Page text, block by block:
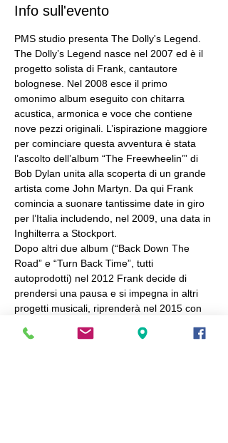
Info sull'evento
PMS studio presenta The Dolly's Legend.
The Dolly’s Legend nasce nel 2007 ed è il
progetto solista di Frank, cantautore
bolognese. Nel 2008 esce il primo
omonimo album eseguito con chitarra
acustica, armonica e voce che contiene
nove pezzi originali. L’ispirazione maggiore
per cominciare questa avventura è stata
l’ascolto dell’album “The Freewheelin’” di
Bob Dylan unita alla scoperta di un grande
artista come John Martyn. Da qui Frank
comincia a suonare tantissime date in giro
per l’Italia includendo, nel 2009, una data in
Inghilterra a Stockport.
Dopo altri due album (“Back Down The
Road” e “Turn Back Time”, tutti
autoprodotti) nel 2012 Frank decide di
prendersi una pausa e si impegna in altri
progetti musicali, riprenderà nel 2015 con
targato The Dolly’s Legend.